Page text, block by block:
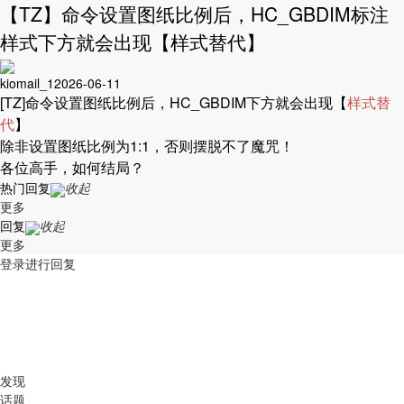
【TZ】命令设置图纸比例后，HC_GBDIM标注
样式下方就会出现【样式替代】
kiomail_12026-06-11
[TZ]命令设置图纸比例后，HC_GBDIM下方就会出现【样式替
代】
除非设置图纸比例为1:1，否则摆脱不了魔咒！
各位高手，如何结局？
热门回复
收起
更多
回复
收起
更多
登录进行回复
发现
话题